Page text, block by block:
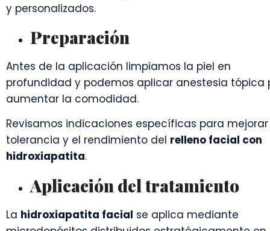
y personalizados.
Preparación
Antes de la aplicación limpiamos la piel en
profundidad y podemos aplicar anestesia tópica
aumentar la comodidad.
Revisamos indicaciones específicas para
tolerancia y el rendimiento del relleno facial con
hidroxiapatita.
Aplicación del tratamiento
La hidroxiapatita facial se aplica mediante